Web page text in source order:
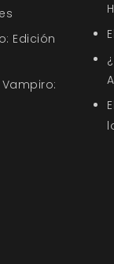
Edición